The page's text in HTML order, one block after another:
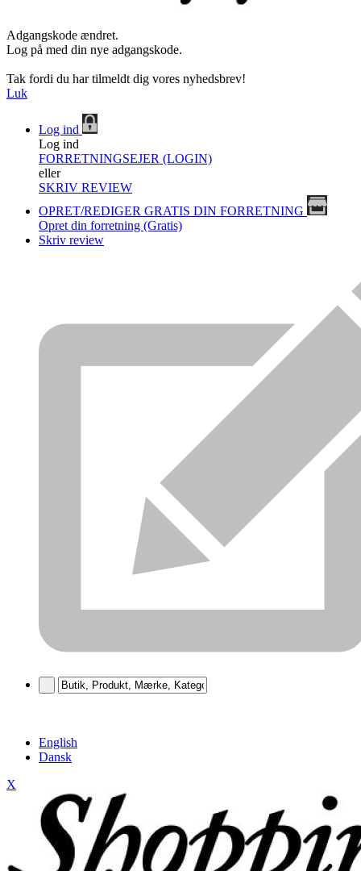
Adgangskode ændret.
Log på med din nye adgangskode.
Tak fordi du har tilmeldt dig vores nyhedsbrev!
Luk
Log ind
Log ind
FORRETNINGSEJER (LOGIN)
eller
SKRIV REVIEW
OPRET/REDIGER GRATIS DIN FORRETNING
Opret din forretning (Gratis)
Skriv review
English
Dansk
X